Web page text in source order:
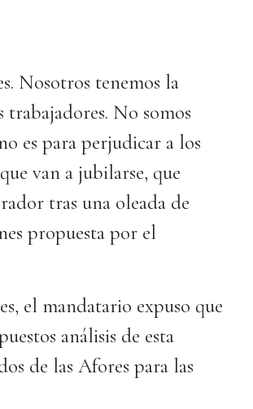
Nosotros tenemos la
No somos
es para perjudicar a los
van a jubilarse, que
tras una oleada de
propuesta por el
el mandatario expuso que
análisis de esta
de las Afores para las